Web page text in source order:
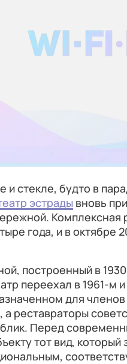
и стекле, будто в
эстрады вновь
Комплексная
года, и в октябре
построенный в
переехал в 1961-м
для
реставраторы
Перед
тот вид,